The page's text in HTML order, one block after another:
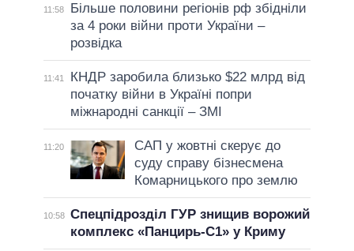
11:58
Більше половини регіонів рф збідніли
за 4 роки війни проти України –
розвідка
11:41
КНДР заробила близько $22 млрд від
початку війни в Україні попри
міжнародні санкції – ЗМІ
11:20
САП у жовтні скерує до
суду справу бізнесмена
Комарницького про землю
10:58 Спецпідрозділ ГУР знищив ворожий
комплекс «Панцирь-С1» у Криму